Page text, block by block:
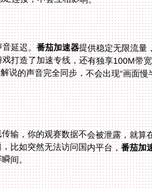
延迟。番茄加速器提供稳定无限流量
到一半提示流量用完。而且它有智能分流技术，专门为回国影音和游
秘鲁 vs 法国的世界杯比赛，4K画质下画面依然流畅，球员的动作和
输，你的观赛数据不会被泄露，就算
比如突然无法访问国内平台，番茄加
间。